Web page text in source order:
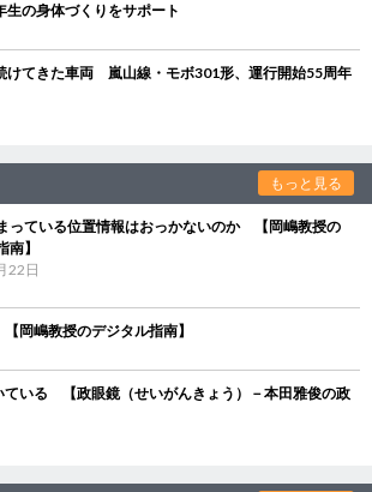
の身体づくりをサポート
けてきた車両 嵐山線・モボ301形、運行開始55周年
もっと見る
っている位置情報はおっかないのか 【岡嶋教授の
南】
22日
岡嶋教授のデジタル指南】
ている 【政眼鏡（せいがんきょう）－本田雅俊の政